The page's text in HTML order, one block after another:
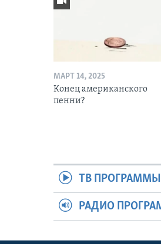
МАРТ 14, 2025
Конец американского
пенни?
ТВ ПРОГРАММЫ
РАДИО